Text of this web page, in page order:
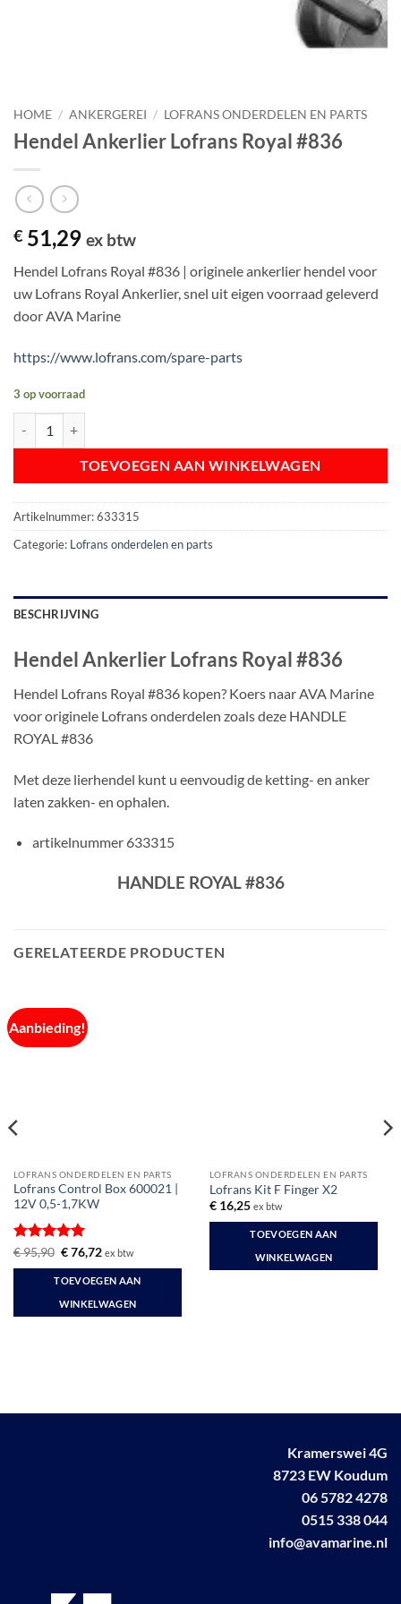
HOME / ANKERGEREI / LOFRANS ONDERDELEN EN PARTS
Hendel Ankerlier Lofrans Royal #836
€ 51,29 ex btw
Hendel Lofrans Royal #836 | originele ankerlier hendel voor
uw Lofrans Royal Ankerlier, snel uit eigen voorraad geleverd
door AVA Marine
https://www.lofrans.com/spare-parts
3 op voorraad
TOEVOEGEN AAN WINKELWAGEN
Artikelnummer:633315
Categorie: Lofrans onderdelen en parts
BESCHRIJVING
Hendel Ankerlier Lofrans Royal #836
Hendel Lofrans Royal #836 kopen? Koers naar AVA Marine
voor originele Lofrans onderdelen zoals deze HANDLE
ROYAL #836
Met deze lierhendel kunt u eenvoudig de ketting- en anker
laten zakken- en ophalen.
artikelnummer 633315
HANDLE ROYAL #836
GERELATEERDE PRODUCTEN
Aanbieding!
LOFRANS ONDERDELEN EN PARTS
Lofrans Control Box 600021 |
12V 0,5-1,7KW
Gewaardeerd
5uit 5
€95,90 Oorspronkelijke
was:
€ 95,90.
€76,72Huidige
is:
€ 76,72.
ex btw
TOEVOEGEN AAN
WINKELWAGEN
LOFRANS ONDERDELEN EN PARTS
Lofrans Kit F Finger X2
€16,25 ex btw
TOEVOEGEN AAN
WINKELWAGEN
Kramerswei 4G
8723 EW Koudum
06 5782 4278
0515 338 044
info@avamarine.nl